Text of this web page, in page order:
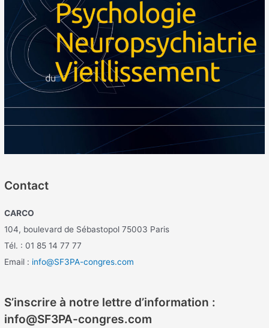
Contact
CARCO
104, boulevard de Sébastopol 75003 Paris
Tél. : 01 85 14 77 77
Email : info@SF3PA-congres.com
S’inscrire à notre lettre d’information :
info@SF3PA-congres.com